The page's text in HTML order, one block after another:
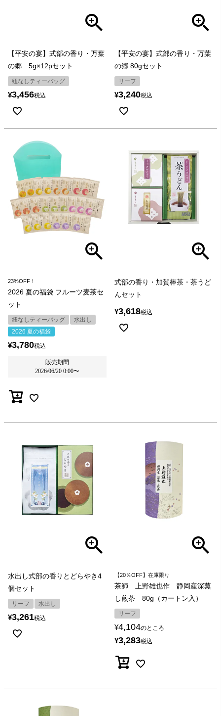
【平安の宴】式部の香り・万葉
の郷 5g×12pセット
紐なしティーバッグ
¥3,456税込
【平安の宴】式部の香り・万葉
の郷 80gセット
リーフ
¥3,240税込
23%OFF！
2026 夏の福袋 フルーツ麦茶セ
ット
紐なしティーバッグ
水出し
2026 夏の福袋
¥3,780税込
販売期間
2026/06/20 0:00〜
式部の香り・加賀棒茶・茶うど
んセット
¥3,618税込
水出し式部の香りとどらやき4
個セット
リーフ 水出し
¥3,261税込
【20％OFF】在庫限り
茶師 上野雄也作 静岡産深蒸
し煎茶 80g（カートン入）
リーフ
¥4,104のところ
¥3,283税込